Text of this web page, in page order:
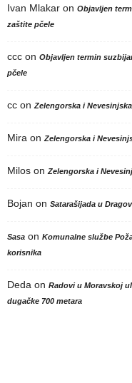
Ivan Mlakar on Objavljen
zaštite pčele
ccc on Objavljen termin
pčele
cc on Zelengorska i
Mira on Zelengorska i
Milos on Zelengorska i
Bojan on Satarašijada u
Sasa on Komunalne službe
korisnika
Deda on Radovi u Moravskoj
dugačke 700 metara